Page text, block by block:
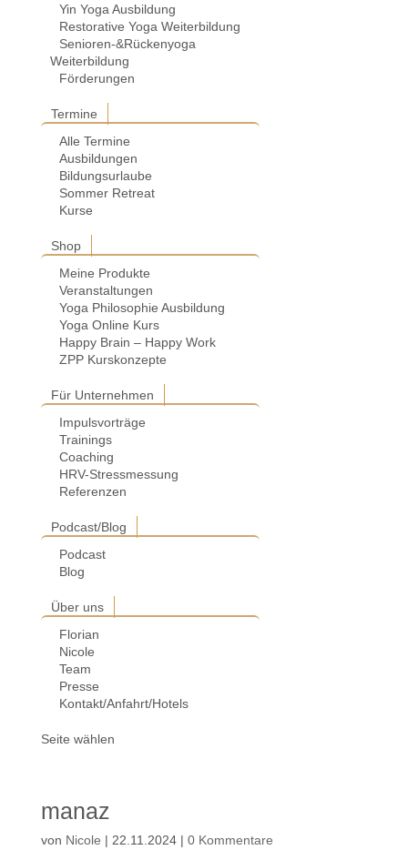
Yin Yoga Ausbildung
Restorative Yoga Weiterbildung
Senioren-&Rückenyoga
Weiterbildung
Förderungen
Termine
Alle Termine
Ausbildungen
Bildungsurlaube
Sommer Retreat
Kurse
Shop
Meine Produkte
Veranstaltungen
Yoga Philosophie Ausbildung
Yoga Online Kurs
Happy Brain – Happy Work
ZPP Kurskonzepte
Für Unternehmen
Impulsvorträge
Trainings
Coaching
HRV-Stressmessung
Referenzen
Podcast/Blog
Podcast
Blog
Über uns
Florian
Nicole
Team
Presse
Kontakt/Anfahrt/Hotels
Seite wählen
manaz
von Nicole | 22.11.2024| 0 Kommentare